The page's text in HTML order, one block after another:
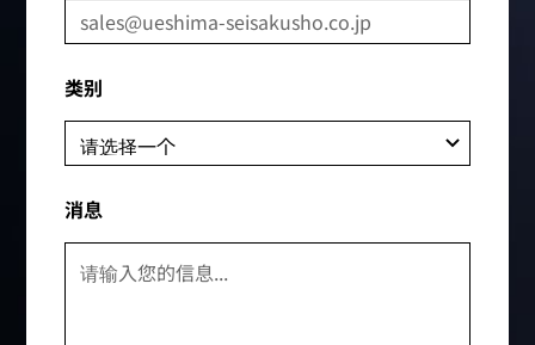
类别
消息